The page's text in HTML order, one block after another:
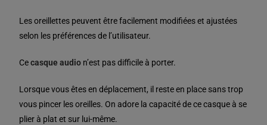
Les oreillettes peuvent être facilement modifiées et ajustées
selon les préférences de l’utilisateur.
Cecasque audio n’est pas difficile à porter.
Lorsque vous êtes en déplacement, il reste en place sans trop
vous pincer les oreilles. On adore la capacité de ce casque à se
plier à plat et sur lui-même.